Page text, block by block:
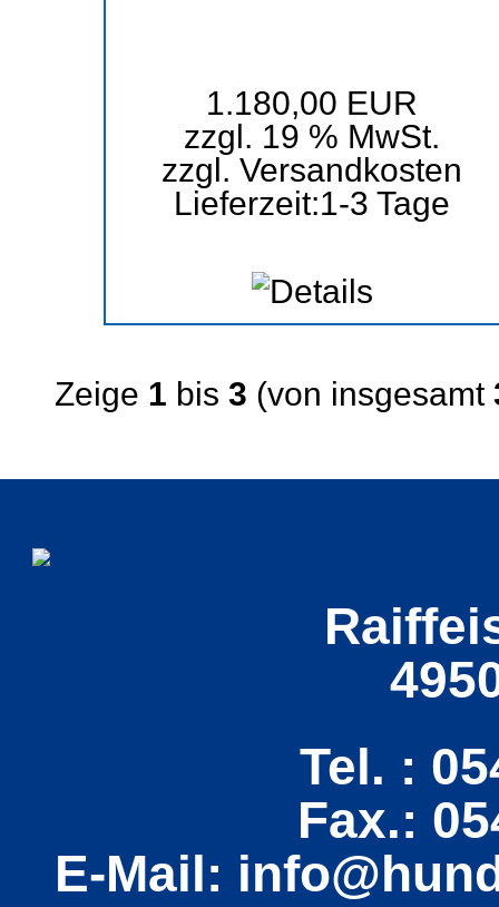
1.180,00 EUR
zzgl. 19 % MwSt.
zzgl.Versandkosten
Lieferzeit:1-3 Tage
Zeige 1 bis 3 (von insgesamt
Tel. :
Fax.:
E-Mail: